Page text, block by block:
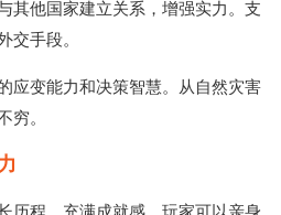
其他国家建立关系，增强实力。支
交手段。
应变能力和决策智慧。从自然灾害
穷。
历程，充满成就感。玩家可以亲身